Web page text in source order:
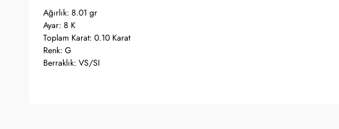
Ağırlık: 8.01 gr
Ayar: 8 K
Toplam Karat: 0.10 Karat
Renk: G
Berraklık: VS/SI